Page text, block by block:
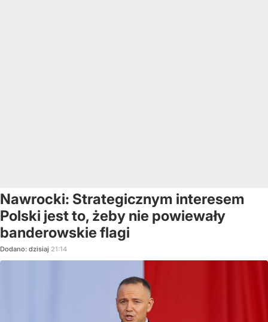
Nawrocki: Strategicznym interesem
Polski jest to, żeby nie powiewały
banderowskie flagi
Dodano: dzisiaj 21:14